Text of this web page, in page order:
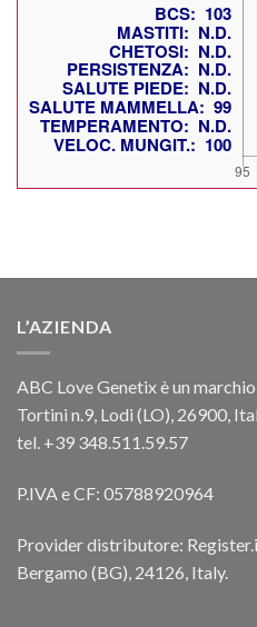
L’AZIENDA
ABC Love Genetix è un
Tortini n.9, Lodi (LO), 26900,
tel. +39 348.511.59.57
P.IVA e CF: 05788920964
Provider distributore:
Bergamo (BG), 24126, Italy.